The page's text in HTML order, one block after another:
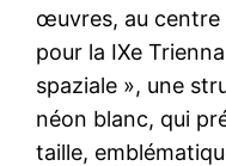
œuvres, au centre
pour la IXe
spaziale », une
néon blanc, qui
taille,